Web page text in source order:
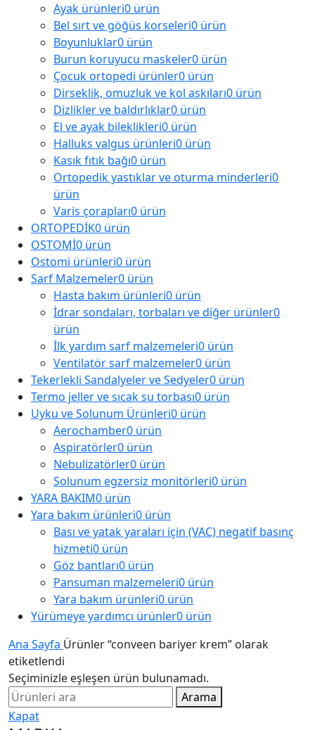
Ayak ürünleri0 ürün
Bel sırt ve göğüs korseleri0 ürün
Boyunluklar0 ürün
Burun koruyucu maskeler0 ürün
Çocuk ortopedi ürünler0 ürün
Dirseklik, omuzluk ve kol askıları0 ürün
Dizlikler ve baldırlıklar0 ürün
El ve ayak bileklikleri0 ürün
Halluks valgus ürünleri0 ürün
Kasık fıtık bağı0 ürün
Ortopedik yastıklar ve oturma minderleri0
ürün
Varis çorapları0 ürün
ORTOPEDİK0 ürün
OSTOMİ0 ürün
Ostomi ürünleri0 ürün
Sarf Malzemeler0 ürün
Hasta bakım ürünleri0 ürün
İdrar sondaları, torbaları ve diğer ürünler0
ürün
İlk yardım sarf malzemeleri0 ürün
Ventilatör sarf malzemeler0 ürün
Tekerlekli Sandalyeler ve Sedyeler0 ürün
Termo jeller ve sıcak su torbası0 ürün
Uyku ve Solunum Ürünleri0 ürün
Aerochamber0 ürün
Aspiratörler0 ürün
Nebulizatörler0 ürün
Solunum egzersiz monitörleri0 ürün
YARA BAKIM0 ürün
Yara bakım ürünleri0 ürün
Bası ve yatak yaraları için (VAC) negatif basınç
hizmeti0 ürün
Göz bantları0 ürün
Pansuman malzemeleri0 ürün
Yara bakım ürünleri0 ürün
Yürümeye yardımcı ürünler0 ürün
Kapat
Ana Sayfa Ürünler “conveen bariyer krem” olarak
etiketlendi
Seçiminizle eşleşen ürün bulunamadı.
Arama